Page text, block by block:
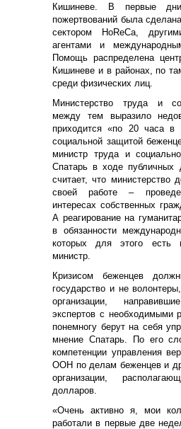
Кишиневе. В первые
пожертвований была
сектором HoReCa,
агентами и
Помощь распределена
Кишиневе и в районах, по
среди физических лиц.
Министерство труда и
между тем выразило
приходится «по 20 часа в
социальной защитой
министр труда и
Спатарь в ходе
считает, что министерство
своей работе –
интересах собственных
А реагирование на
в обязанности
которых для этого есть
министр.
Кризисом беженцев
государство и не
организации,
экспертов с необходимыми
понемногу берут на себя
мнение Спатарь. По его
компетенции управления
ООН по делам беженцев и
организации,
долларов.
«Очень активно я, мои
работали в первые две